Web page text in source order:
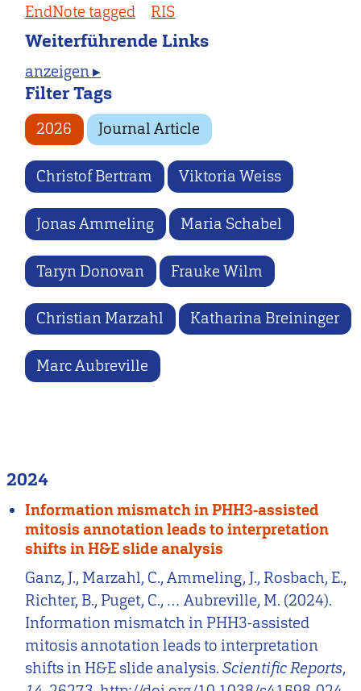
EndNote tagged
RIS
Weiterführende Links
anzeigen ▸
Filter Tags
2026 Journal Article
Christof Bertram Viktoria Weiss
Jonas Ammeling Maria Schabel
Taryn Donovan Frauke Wilm
Christian Marzahl Katharina Breininger
Marc Aubreville
2024
Information mismatch in PHH3-assisted
mitosis annotation leads to interpretation
shifts in H&E slide analysis
Ganz, J., Marzahl, C., Ammeling, J., Rosbach, E.,
Richter, B., Puget, C., … Aubreville, M. (2024).
Information mismatch in PHH3-assisted
mitosis annotation leads to interpretation
shifts in H&E slide analysis.Scientific Reports,